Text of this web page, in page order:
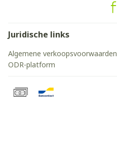
Juridische links
Algemene verkoopsvoorwaarden
ODR-platform